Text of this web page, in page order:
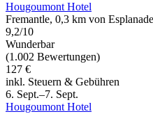
Hougoumont Hotel
Fremantle, 0,3 km von
9,2/10
Wunderbar
(1.002 Bewertungen)
127 €
inkl. Steuern & Gebühren
6. Sept.–7. Sept.
Hougoumont Hotel